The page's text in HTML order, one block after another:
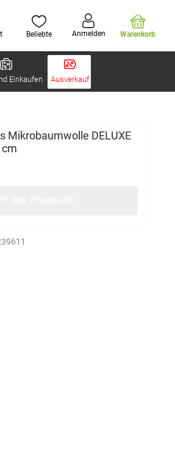
Beliebte Anmelden Warenkorb
Einkaufen Ausverkauf
Mikrobaumwolle DELUXE
cm